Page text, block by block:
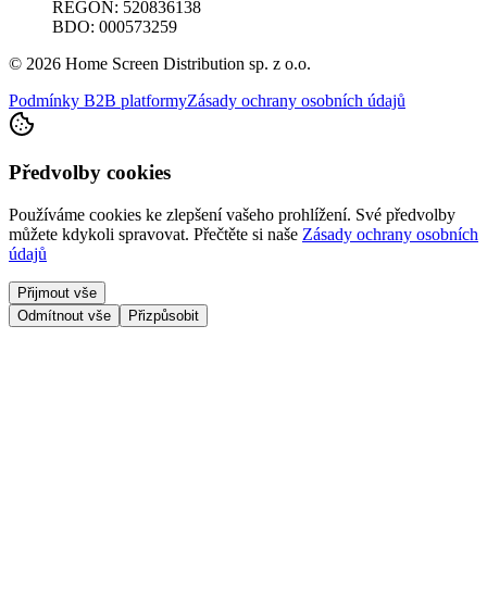
REGON: 520836138
BDO: 000573259
© 2026 Home Screen Distribution sp. z o.o.
Podmínky B2B platformyZásady ochrany osobních údajů
Předvolby cookies
Používáme cookies ke zlepšení vašeho prohlížení. Své předvolby
můžete kdykoli spravovat. Přečtěte si naše Zásady ochrany osobních
údajů
Přijmout vše
Odmítnout vše
Přizpůsobit